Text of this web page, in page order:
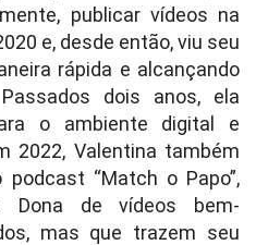
publicar vídeos na
e, desde então, viu seu
rápida e alcançando
dois anos, ela
o ambiente digital e
2022, Valentina também
“Match o Papo”,
Dona de vídeos bem-
mas que trazem seu